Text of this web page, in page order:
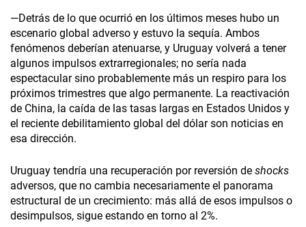
—Detrás de lo que ocurrió en los últimos meses hubo un
escenario global adverso y estuvo la sequía. Ambos
fenómenos deberían atenuarse, y Uruguay volverá a tener
algunos impulsos extrarregionales; no sería nada
espectacular sino probablemente más un respiro para los
próximos trimestres que algo permanente. La reactivación
de China, la caída de las tasas largas en Estados Unidos y
el reciente debilitamiento global del dólar son noticias en
esa dirección.
Uruguay tendría una recuperación por reversión de shocks
adversos, que no cambia necesariamente el panorama
estructural de un crecimiento: más allá de esos impulsos o
desimpulsos, sigue estando en torno al 2%.